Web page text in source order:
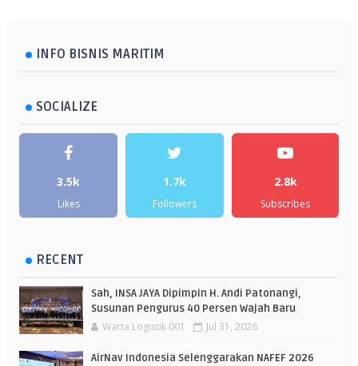
INFO BISNIS MARITIM
SOCIALIZE
3.5k
Likes
1.7k
Followers
2.8k
Subscribes
RECENT
Sah, INSA JAYA Dipimpin H. Andi Patonangi,
Susunan Pengurus 40 Persen Wajah Baru
Warta Logistik 001 Jul 31, 2026
AirNav Indonesia Selenggarakan NAFEF 2026